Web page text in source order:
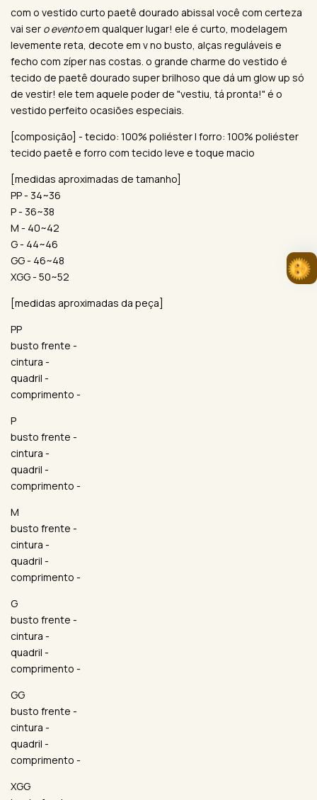
com o vestido curto paetê dourado abissal você com certeza
vai ser o eventoem qualquer lugar! ele é curto, modelagem
levemente reta, decote em v no busto, alças reguláveis e
fecho com zíper nas costas. o grande charme do vestido é
tecido de paetê dourado super brilhoso que dá um glow up só
de vestir! ele tem aquele poder de "vestiu, tá pronta!" é o
vestido perfeito ocasiões especiais.
[composição] - tecido: 100% poliéster | forro: 100% poliéster
tecido paetê e forro com tecido leve e toque macio
[medidas aproximadas de tamanho]
PP - 34~36
P - 36~38
M - 40~42
G - 44~46
GG - 46~48
XGG - 50~52
[medidas aproximadas da peça]
PP
busto frente -
cintura -
quadril -
comprimento -
P
busto frente -
cintura -
quadril -
comprimento -
M
busto frente -
cintura -
quadril -
comprimento -
G
busto frente -
cintura -
quadril -
comprimento -
GG
busto frente -
cintura -
quadril -
comprimento -
XGG